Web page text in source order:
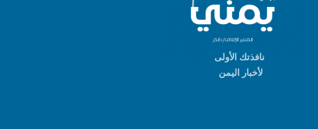
نافذتك الأولى
لأخبار اليمن